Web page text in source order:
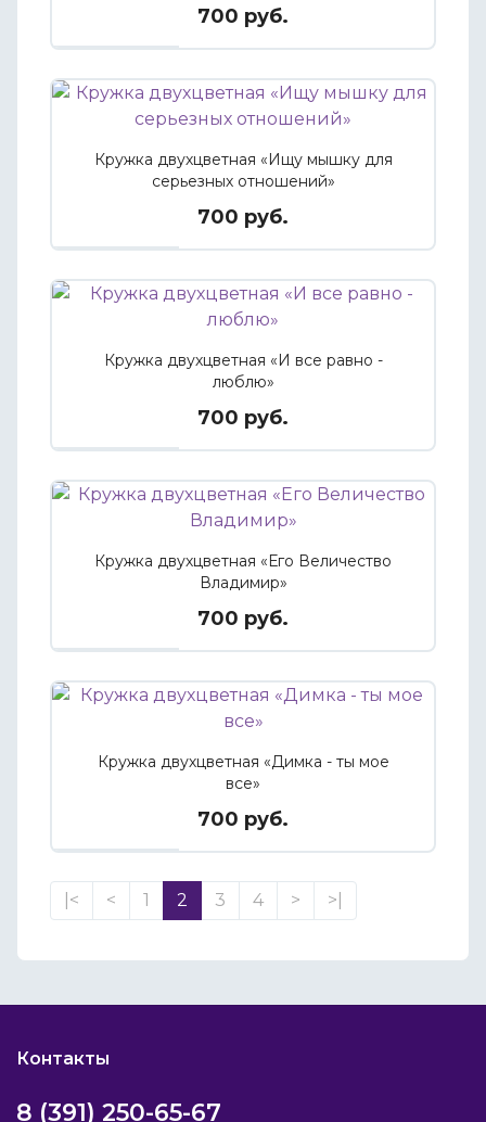
700 руб.
Кружка двухцветная «Ищу мышку для
серьезных отношений»
700 руб.
Кружка двухцветная «И все равно -
люблю»
700 руб.
Кружка двухцветная «Его Величество
Владимир»
700 руб.
Кружка двухцветная «Димка - ты мое
все»
700 руб.
|< < 1 2 3 4 > >|
Контакты
8 (391) 250-65-67